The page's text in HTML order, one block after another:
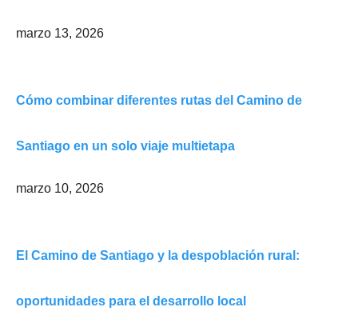
marzo 13, 2026
Cómo combinar diferentes rutas del Camino de
Santiago en un solo viaje multietapa
marzo 10, 2026
El Camino de Santiago y la despoblación rural:
oportunidades para el desarrollo local